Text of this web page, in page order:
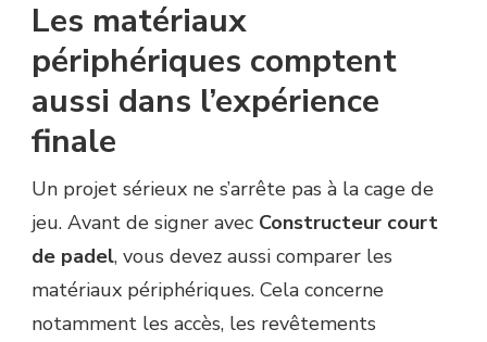
Les matériaux
périphériques comptent
aussi dans l’expérience
finale
Un projet sérieux ne s’arrête pas à la cage de
jeu. Avant de signer avec Constructeur court
de padel, vous devez aussi comparer les
matériaux périphériques. Cela concerne
notamment les accès, les revêtements